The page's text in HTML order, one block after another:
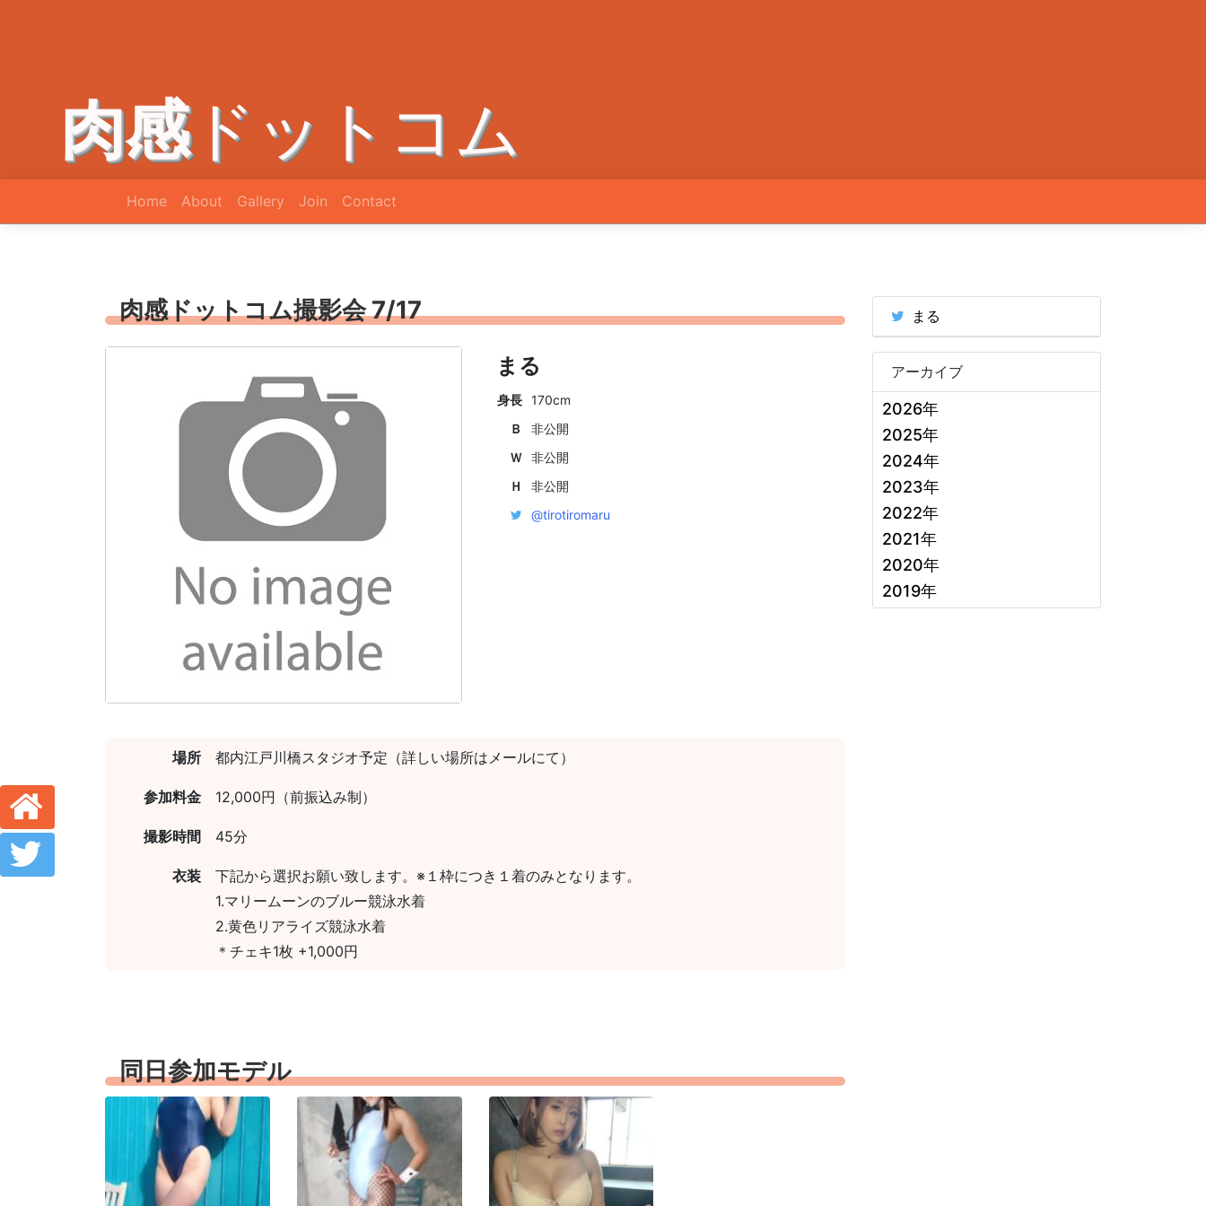
肉感ドットコム
Home About Gallery Join Contact
肉感ドットコム撮影会 7/17
まる
身長
170cm
Ｂ
非公開
Ｗ
非公開
Ｈ
非公開
@tirotiromaru
場所 都内江戸川橋スタジオ予定（詳しい場所はメールにて）
参加料金 12,000円（前振込み制）
撮影時間 45分
衣装
下記から選択お願い致します。※１枠につき１着のみとなります。
1.マリームーンのブルー競泳水着
2.黄色リアライズ競泳水着
＊チェキ1枚 +1,000円
同日参加モデル
まる
アーカイブ
2026年
2025年
2024年
2023年
2022年
2021年
2020年
2019年